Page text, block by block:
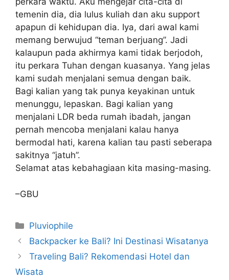
temenin dia, dia lulus kuliah dan aku support
apapun di kehidupan dia. Iya, dari awal kami
memang berwujud “teman berjuang”. Jadi
kalaupun pada akhirmya kami tidak berjodoh,
itu perkara Tuhan dengan kuasanya. Yang jelas
kami sudah menjalani semua dengan baik.
Bagi kalian yang tak punya keyakinan untuk
menunggu, lepaskan. Bagi kalian yang
menjalani LDR beda rumah ibadah, jangan
pernah mencoba menjalani kalau hanya
bermodal hati, karena kalian tau pasti seberapa
sakitnya “jatuh”.
Selamat atas kebahagiaan kita masing-masing.
–GBU
Kategori
Pluviophile
Backpacker ke Bali? Ini Destinasi Wisatanya
Traveling Bali? Rekomendasi Hotel dan
Wisata